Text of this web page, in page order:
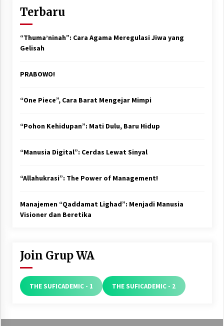
Terbaru
“Thuma’ninah”: Cara Agama Meregulasi Jiwa yang
Gelisah
PRABOWO!
“One Piece”, Cara Barat Mengejar Mimpi
“Pohon Kehidupan”: Mati Dulu, Baru Hidup
“Manusia Digital”: Cerdas Lewat Sinyal
“Allahukrasi”: The Power of Management!
Manajemen “Qaddamat Lighad”: Menjadi Manusia
Visioner dan Beretika
Join Grup WA
THE SUFICADEMIC - 1 THE SUFICADEMIC - 2